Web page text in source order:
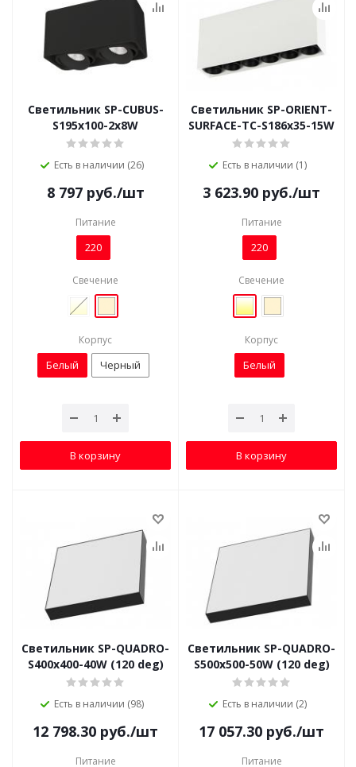
Светильник SP-CUBUS-
S195x100-2х8W
Есть в наличии (26)
8 797руб./шт
Питание
220
Свечение
Корпус
Белый Черный
В корзину
Светильник SP-ORIENT-
SURFACE-TC-S186x35-15W
Есть в наличии (1)
3 623.90 руб./шт
Питание
220
Свечение
Корпус
Белый
В корзину
Светильник SP-QUADRO-
S400x400-40W (120 deg)
Есть в наличии (98)
12 798.30 руб./шт
Питание
Светильник SP-QUADRO-
S500x500-50W (120 deg)
Есть в наличии (2)
17 057.30 руб./шт
Питание